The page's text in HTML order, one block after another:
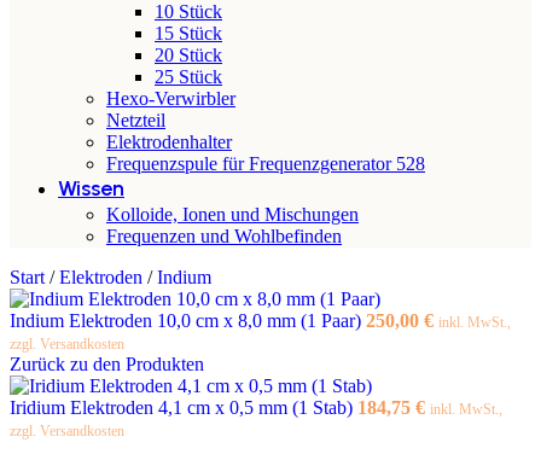
10 Stück
15 Stück
20 Stück
25 Stück
Hexo-Verwirbler
Netzteil
Elektrodenhalter
Frequenzspule für Frequenzgenerator 528
Wissen
Kolloide, Ionen und Mischungen
Frequenzen und Wohlbefinden
Start / Elektroden / Indium
Indium Elektroden 10,0 cm x 8,0 mm (1 Paar) 250,00 € inkl. MwSt.,
zzgl. Versandkosten
Zurück zu den Produkten
Iridium Elektroden 4,1 cm x 0,5 mm (1 Stab) 184,75 € inkl. MwSt.,
zzgl. Versandkosten